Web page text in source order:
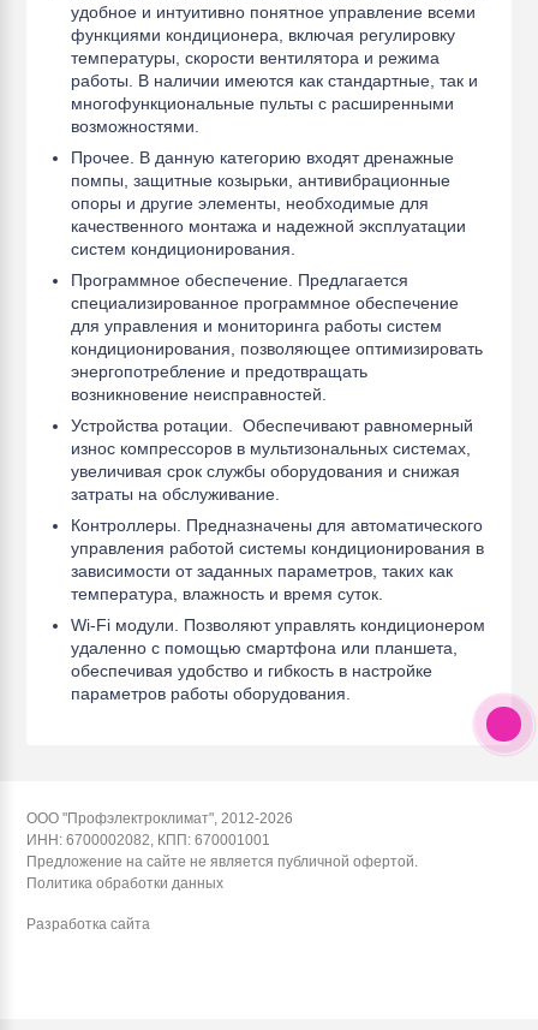
удобное и интуитивно понятное управление всеми
функциями кондиционера, включая регулировку
температуры, скорости вентилятора и режима
работы. В наличии имеются как стандартные, так и
многофункциональные пульты с расширенными
возможностями.
Прочее. В данную категорию входят дренажные
помпы, защитные козырьки, антивибрационные
опоры и другие элементы, необходимые для
качественного монтажа и надежной эксплуатации
систем кондиционирования.
Программное обеспечение. Предлагается
специализированное программное обеспечение
для управления и мониторинга работы систем
кондиционирования, позволяющее оптимизировать
энергопотребление и предотвращать
возникновение неисправностей.
Устройства ротации. Обеспечивают равномерный
износ компрессоров в мультизональных системах,
увеличивая срок службы оборудования и снижая
затраты на обслуживание.
Контроллеры. Предназначены для автоматического
управления работой системы кондиционирования в
зависимости от заданных параметров, таких как
температура, влажность и время суток.
Wi-Fi модули. Позволяют управлять кондиционером
удаленно с помощью смартфона или планшета,
обеспечивая удобство и гибкость в настройке
параметров работы оборудования.
ООО "Профэлектроклимат", 2012-2026
ИНН: 6700002082, КПП: 670001001
Предложение на сайте не является публичной офертой.
Политика обработки данных
Разработка сайта